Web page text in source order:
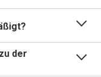
der